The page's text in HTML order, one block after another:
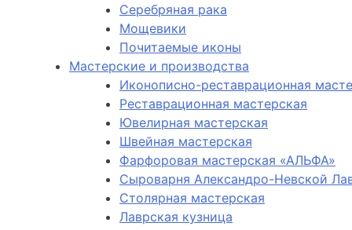
Серебряная рака
Мощевики
Почитаемые иконы
Мастерские и производства
Иконописно-реставрационная
Реставрационная мастерская
Ювелирная мастерская
Швейная мастерская
Фарфоровая мастерская «АЛЬФА»
Сыроварня Александро-Невской
Столярная мастерская
Лаврская кузница